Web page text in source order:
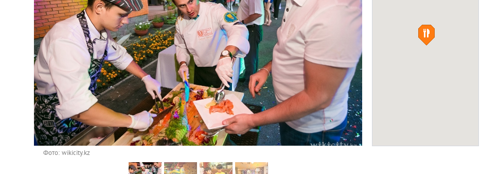
Афины
Киев
Лондон
Лос-Анджелес
Москва
Фото: wikicity.kz